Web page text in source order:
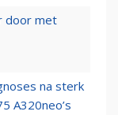
door met
na sterk
A320neo’s